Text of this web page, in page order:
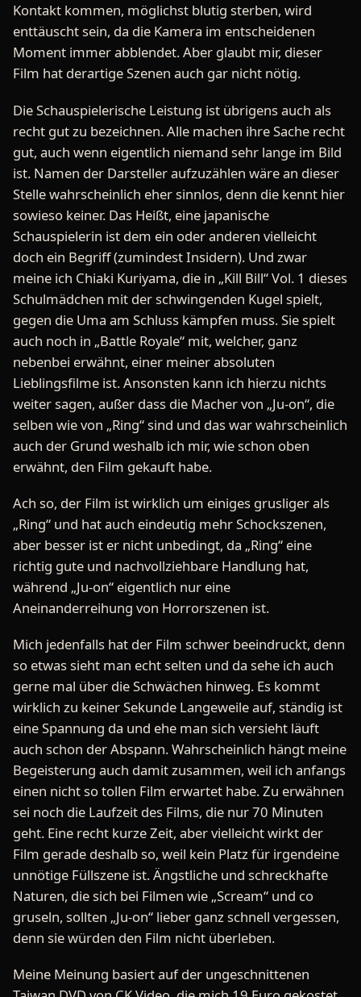
Kontakt kommen, möglichst blutig sterben, wird
enttäuscht sein, da die Kamera im entscheidenen
Moment immer abblendet. Aber glaubt mir, dieser
Film hat derartige Szenen auch gar nicht nötig.
Die Schauspielerische Leistung ist übrigens auch als
recht gut zu bezeichnen. Alle machen ihre Sache recht
gut, auch wenn eigentlich niemand sehr lange im Bild
ist. Namen der Darsteller aufzuzählen wäre an dieser
Stelle wahrscheinlich eher sinnlos, denn die kennt hier
sowieso keiner. Das Heißt, eine japanische
Schauspielerin ist dem ein oder anderen vielleicht
doch ein Begriff (zumindest Insidern). Und zwar
meine ich Chiaki Kuriyama, die in „Kill Bill“ Vol. 1 dieses
Schulmädchen mit der schwingenden Kugel spielt,
gegen die Uma am Schluss kämpfen muss. Sie spielt
auch noch in „Battle Royale“ mit, welcher, ganz
nebenbei erwähnt, einer meiner absoluten
Lieblingsfilme ist. Ansonsten kann ich hierzu nichts
weiter sagen, außer dass die Macher von „Ju-on“, die
selben wie von „Ring“ sind und das war wahrscheinlich
auch der Grund weshalb ich mir, wie schon oben
erwähnt, den Film gekauft habe.
Ach so, der Film ist wirklich um einiges grusliger als
„Ring“ und hat auch eindeutig mehr Schockszenen,
aber besser ist er nicht unbedingt, da „Ring“ eine
richtig gute und nachvollziehbare Handlung hat,
während „Ju-on“ eigentlich nur eine
Aneinanderreihung von Horrorszenen ist.
Mich jedenfalls hat der Film schwer beeindruckt, denn
so etwas sieht man echt selten und da sehe ich auch
gerne mal über die Schwächen hinweg. Es kommt
wirklich zu keiner Sekunde Langeweile auf, ständig ist
eine Spannung da und ehe man sich versieht läuft
auch schon der Abspann. Wahrscheinlich hängt meine
Begeisterung auch damit zusammen, weil ich anfangs
einen nicht so tollen Film erwartet habe. Zu erwähnen
sei noch die Laufzeit des Films, die nur 70 Minuten
geht. Eine recht kurze Zeit, aber vielleicht wirkt der
Film gerade deshalb so, weil kein Platz für irgendeine
unnötige Füllszene ist. Ängstliche und schreckhafte
Naturen, die sich bei Filmen wie „Scream“ und co
gruseln, sollten „Ju-on“ lieber ganz schnell vergessen,
denn sie würden den Film nicht überleben.
Meine Meinung basiert auf der ungeschnittenen